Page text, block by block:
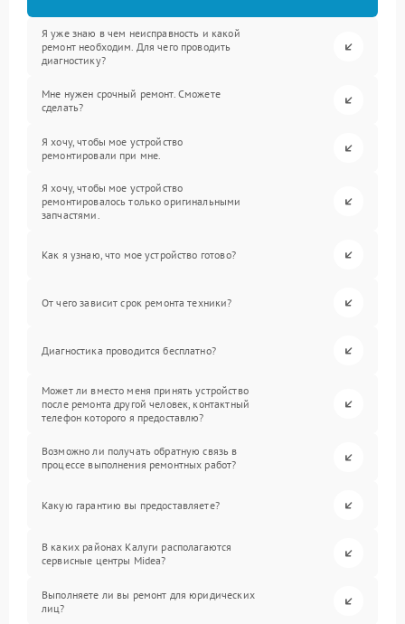
Я уже знаю в чем неисправность и какой
ремонт необходим. Для чего проводить
диагностику?
Мне нужен срочный ремонт. Сможете
сделать?
Я хочу, чтобы мое устройство
ремонтировали при мне.
Я хочу, чтобы мое устройство
ремонтировалось только оригинальными
запчастями.
Как я узнаю, что мое устройство готово?
От чего зависит срок ремонта техники?
Диагностика проводится бесплатно?
Может ли вместо меня принять устройство
после ремонта другой человек, контактный
телефон которого я предоставлю?
Возможно ли получать обратную связь в
процессе выполнения ремонтных работ?
Какую гарантию вы предоставляете?
В каких районах Калуги располагаются
сервисные центры Midea?
Выполняете ли вы ремонт для юридических
лиц?